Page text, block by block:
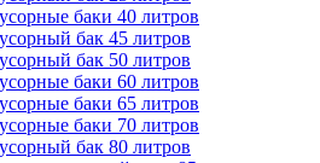
баки 40 литров
бак 45 литров
бак 50 литров
баки 60 литров
баки 65 литров
баки 70 литров
бак 80 литров